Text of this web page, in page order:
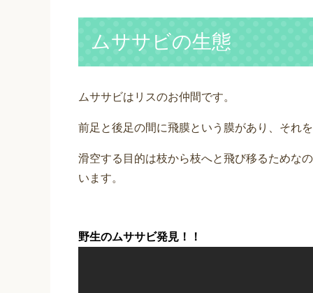
ムササビの生態
ムササビはリスのお仲間です。
前足と後足の間に飛膜という膜があり、それを
滑空する目的は枝から枝へと飛び移るためな
います。
野生のムササビ発見！！